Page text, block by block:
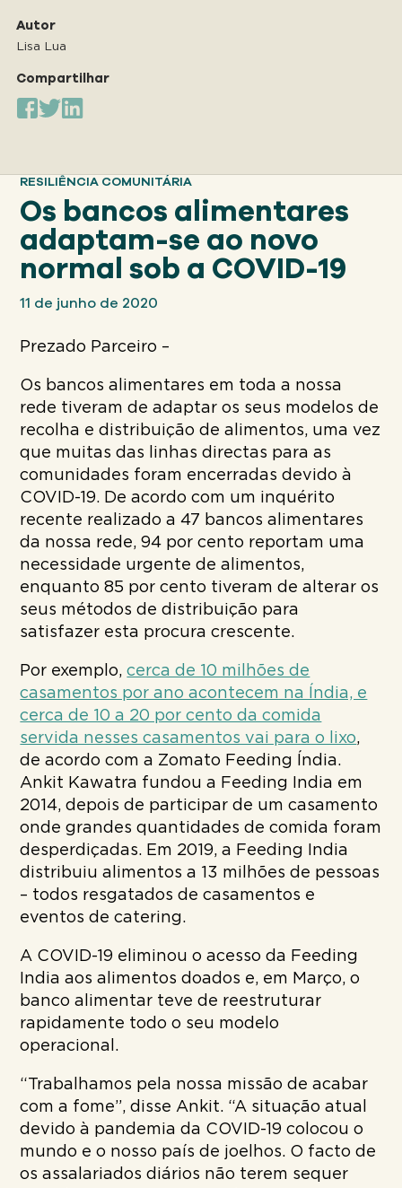
ABORDAGEM
Nosso
IMPACTO
Sobre
GFN
Apoiar
NOSSA MISSÃO
Autor
Lisa Lua
Compartilhar
RESILIÊNCIA COMUNITÁRIA
Os bancos alimentares
adaptam-se ao novo
normal sob a COVID-19
11 de junho de 2020
Prezado Parceiro –
Os bancos alimentares em toda a nossa
rede tiveram de adaptar os seus modelos de
recolha e distribuição de alimentos, uma vez
que muitas das linhas directas para as
comunidades foram encerradas devido à
COVID-19. De acordo com um inquérito
recente realizado a 47 bancos alimentares
da nossa rede, 94 por cento reportam uma
necessidade urgente de alimentos,
enquanto 85 por cento tiveram de alterar os
seus métodos de distribuição para
satisfazer esta procura crescente.
Por exemplo,cerca de 10 milhões de
casamentos por ano acontecem na Índia, e
cerca de 10 a 20 por cento da comida
servida nesses casamentos vai para o lixo,
de acordo com a Zomato Feeding Índia.
Ankit Kawatra fundou a Feeding India em
2014, depois de participar de um casamento
onde grandes quantidades de comida foram
desperdiçadas. Em 2019, a Feeding India
distribuiu alimentos a 13 milhões de pessoas
– todos resgatados de casamentos e
eventos de catering.
A COVID-19 eliminou o acesso da Feeding
India aos alimentos doados e, em Março, o
banco alimentar teve de reestruturar
rapidamente todo o seu modelo
operacional.
“Trabalhamos pela nossa missão de acabar
com a fome”, disse Ankit. “A situação atual
devido à pandemia da COVID-19 colocou o
mundo e o nosso país de joelhos. O facto de
os assalariados diários não terem sequer